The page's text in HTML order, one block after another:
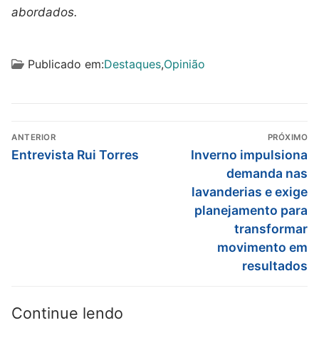
abordados.
Publicado em:Destaques,Opinião
ANTERIOR
Entrevista Rui Torres
PRÓXIMO
Inverno impulsiona
demanda nas
lavanderias e exige
planejamento para
transformar
movimento em
resultados
Continue lendo